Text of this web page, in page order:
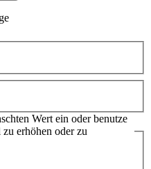
Wert ein oder benutze
erhöhen oder zu